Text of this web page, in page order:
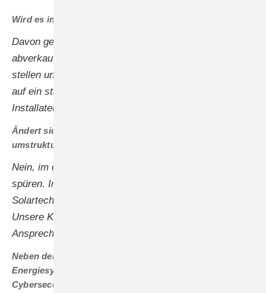
Wird es in diesem Jahr gut weitergehen?
Davon gehen wir aus. Die Lagerbestände sind
abverkauft, jetzt wird bestellt und ausgeliefert. Wir
stellen uns auf weiteres Wachstum ein. Zumal wir uns
auf ein starkes Netz an Fachhändlern und loyalen
Installateuren stützen können.
Ändert sich für Fronius-Kunden etwas, weil Sie
umstrukturiert haben?
Nein, im operativen Geschäft wird das niemand
spüren. Im Gegenteil: Wir nutzen die Synergien der
Solartechnik und der Batterietechnik besser aus.
Unsere Kunden haben immer einen festen
Ansprechpartner mit hoher Kompetenz.
Neben den technischen Aspekten wird die Sicherheit des
Energiesystems immer wichtiger. Stichwort
Cybersecurity. Welche Bedeutung hat dieses Thema für